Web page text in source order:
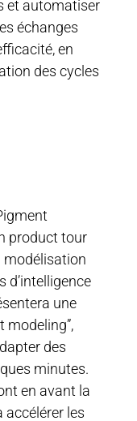
et automatiser
échanges
en
des cycles
product tour
modélisation
d’intelligence
une
modeling”,
des
minutes.
en avant la
les